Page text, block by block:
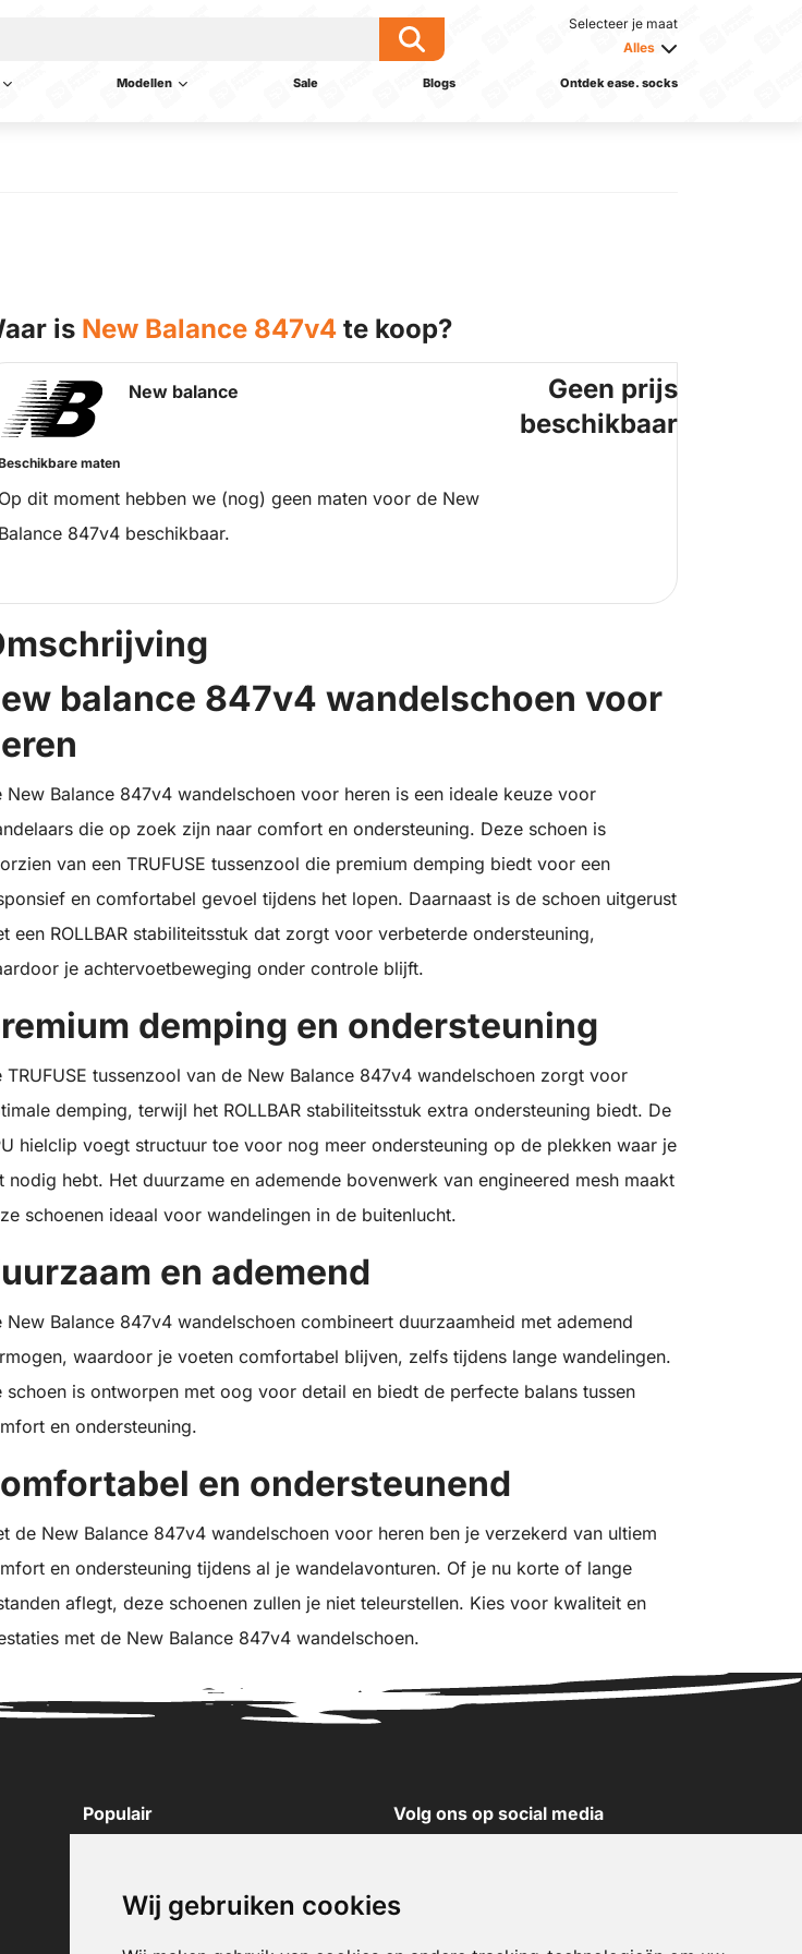
Wij gebruiken cookies
Selecteer je maat
Alles
Modellen Sale Blogs Ontdek ease. socks
is New Balance 847v4 te koop?
New balance
maten
Op dit moment hebben we (nog) geen maten voor de New
Balance 847v4 beschikbaar.
Geen prijs
beschikbaar
balance 847v4 wandelschoen voor
New Balance 847v4 wandelschoen voor heren is een ideale keuze voor
die op zoek zijn naar comfort en ondersteuning. Deze schoen is
van een TRUFUSE tussenzool die premium demping biedt voor een
en comfortabel gevoel tijdens het lopen. Daarnaast is de schoen uitgerust
een ROLLBAR stabiliteitsstuk dat zorgt voor verbeterde ondersteuning,
je achtervoetbeweging onder controle blijft.
demping en ondersteuning
TRUFUSE tussenzool van de New Balance 847v4 wandelschoen zorgt voor
demping, terwijl het ROLLBAR stabiliteitsstuk extra ondersteuning biedt. De
hielclip voegt structuur toe voor nog meer ondersteuning op de plekken waar je
nodig hebt. Het duurzame en ademende bovenwerk van engineered mesh maakt
schoenen ideaal voor wandelingen in de buitenlucht.
en ademend
New Balance 847v4 wandelschoen combineert duurzaamheid met ademend
waardoor je voeten comfortabel blijven, zelfs tijdens lange wandelingen.
schoen is ontworpen met oog voor detail en biedt de perfecte balans tussen
en ondersteuning.
en ondersteunend
de New Balance 847v4 wandelschoen voor heren ben je verzekerd van ultiem
en ondersteuning tijdens al je wandelavonturen. Of je nu korte of lange
aflegt, deze schoenen zullen je niet teleurstellen. Kies voor kwaliteit en
met de New Balance 847v4 wandelschoen.
Populair
New Balance sneakers
Volg ons op social media